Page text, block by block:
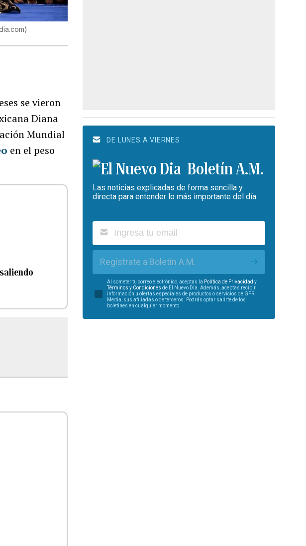
)
se vieron
Diana
Mundial
en el peso
DE LUNES A VIERNES
Boletín A.M.
Las noticias explicadas de forma sencilla y
directa para entender lo más importante del día.
Regístrate a Boletín A.M.
Al someter tu correo electrónico, aceptas la Política de Privacidad y
Términos y Condiciones de El Nuevo Día. Además, aceptas recibir
información u ofertas especiales de productos o servicios de GFR
Media, sus afiliadas o de terceros. Podrás optar salirte de los
boletines en cualquier momento.